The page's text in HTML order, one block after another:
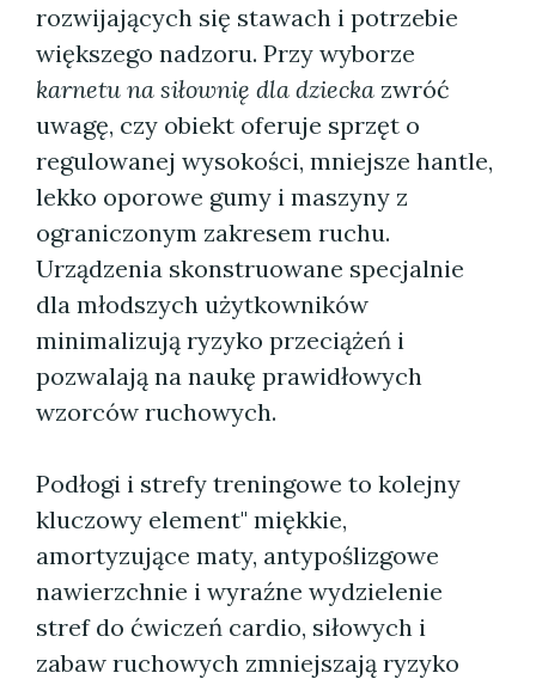
rozwijających się stawach i potrzebie
większego nadzoru. Przy wyborze
karnetu na siłownię dla dziecka zwróć
uwagę, czy obiekt oferuje sprzęt o
regulowanej wysokości, mniejsze hantle,
lekko oporowe gumy i maszyny z
ograniczonym zakresem ruchu.
Urządzenia skonstruowane specjalnie
dla młodszych użytkowników
minimalizują ryzyko przeciążeń i
pozwalają na naukę prawidłowych
wzorców ruchowych.
Podłogi i strefy treningowe to kolejny
kluczowy element" miękkie,
amortyzujące maty, antypoślizgowe
nawierzchnie i wyraźne wydzielenie
stref do ćwiczeń cardio, siłowych i
zabaw ruchowych zmniejszają ryzyko